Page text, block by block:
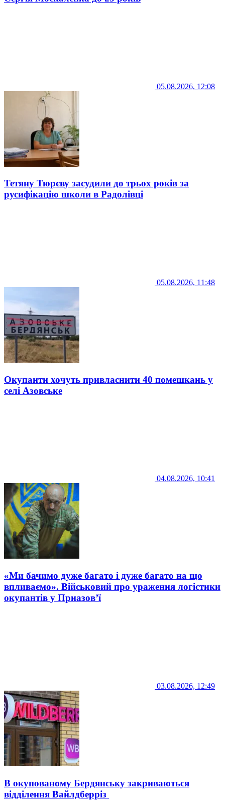
05.08.2026, 12:08
Тетяну Тюрєву засудили до трьох років за
русифікацію школи в Радолівці
05.08.2026, 11:48
Окупанти хочуть привласнити 40 помешкань у
селі Азовське
04.08.2026, 10:41
«Ми бачимо дуже багато і дуже багато на що
впливаємо». Військовий про ураження логістики
окупантів у Приазов’ї
03.08.2026, 12:49
В окупованому Бердянську закриваються
відділення Вайлдберріз